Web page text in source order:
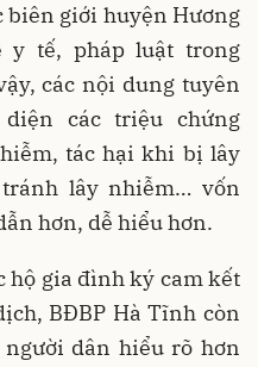
biên giới huyện Hương
y tế, pháp luật trong
các nội dung tuyên
các triệu chứng
tác hại khi bị lây
lây nhiễm… vốn
hơn, dễ hiểu hơn.
hộ gia đình ký cam kết
BĐBP Hà Tĩnh còn
dân hiểu rõ hơn